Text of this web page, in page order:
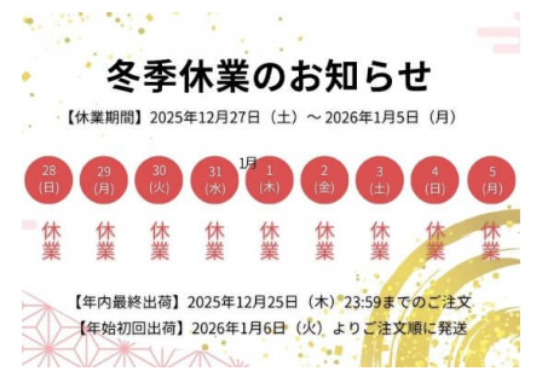
センタープレスできちんと感◎